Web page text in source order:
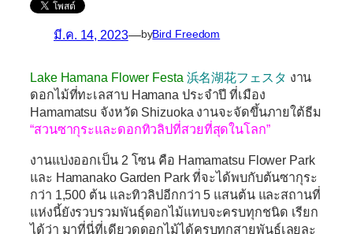
มี.ค. 14, 2023—byBird Freedom
Lake Hamana Flower Festa 浜名湖花フェスタ งาน
ดอกไม้ที่ทะเลสาบ Hamana ประจำปี ที่เมือง
Hamamatsu จังหวัด Shizuoka งานจะจัดขึ้นภายใต้ธีม
“สวนซากุระและดอกทิวลิปที่สวยที่สุดในโลก”
งานแบ่งออกเป็น 2 โซน คือ Hamamatsu Flower Park
และ Hamanako Garden Park ที่จะได้พบกับต้นซากุระ
กว่า 1,500 ต้น และทิวลิปอีกกว่า 5 แสนต้น และสถานที่
แห่งนี้ยังรวบรวมพันธุ์ดอกไม้แทบจะครบทุกชนิด เรียก
ได้ว่า มาที่นี่ที่เดียวดูดอกไม้ได้ครบทุกสายพันธุ์เลยละ